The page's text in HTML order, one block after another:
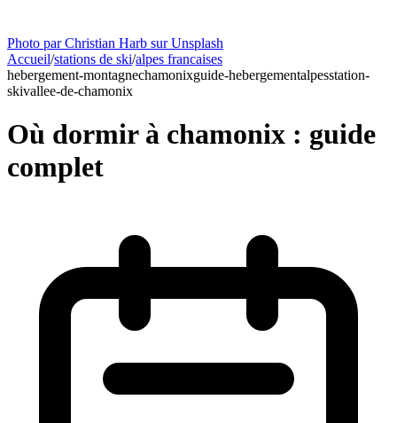
Photo par Christian Harb sur Unsplash
Accueil/stations de ski/alpes francaises
hebergement-montagnechamonixguide-hebergementalpesstation-
skivallee-de-chamonix
Où dormir à chamonix : guide
complet